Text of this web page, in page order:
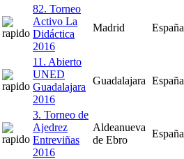
82. Torneo
Activo La
Didáctica
2016
Madrid España
11. Abierto
UNED
Guadalajara
2016
Guadalajara España
3. Torneo de
Ajedrez
Entreviñas
2016
Aldeanueva
de Ebro
España